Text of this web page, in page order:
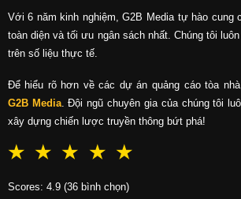
Với 6 năm kinh nghiệm, G2B Media tự hào cung
toàn diện và tối ưu ngân sách nhất. Chúng tôi
trên số liệu thực tế.
Để hiểu rõ hơn về các dự án quảng cáo tòa nhà
G2B Media. Đội ngũ chuyên gia của chúng tôi
xây dựng chiến lược truyền thông bứt phá!
☆
☆
☆
☆
☆
Scores: 4.9 (36 bình chọn)